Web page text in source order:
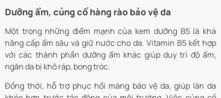
Dưỡng ẩm, củng cố hàng rào bảo vệ da
Một trong những điểm mạnh của kem dưỡng B5 là khả
năng cấp ẩm sâu và giữ nước cho da. Vitamin B5 kết hợp
với các thành phần dưỡng ẩm khác giúp duy trì độ ẩm,
ngăn da bị khô ráp, bong tróc.
Đồng thời, hỗ trợ phục hồi màng bảo vệ da, giúp làn da